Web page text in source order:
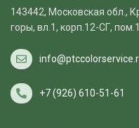
143442, Московская обл.,
горы, вл.1, корп.12-СГ, пом.1
+7 (926) 610-51-61